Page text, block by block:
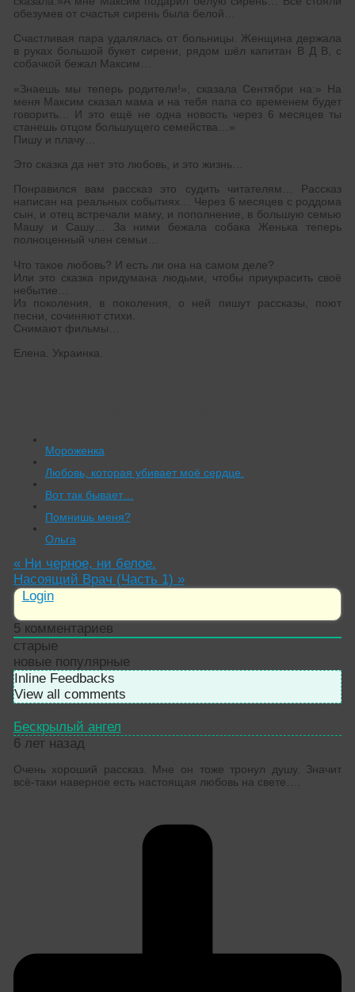
обезумев от счастья сирень была белой…
Счастливая пара удалялась от больницы. Женщина держала
в руках большой букет сирени, рядом шёл капитан В Д В, с
собачкой бежал Максим…
«Знаешь мы теперь родители!», сказала Сентябри на:» На
меня Максим сказал мама и на тебя папа со временем будет
говорить… И это ещё не одна новость через 6 месяцев ты
станешь отцом большущего семейства…»
Пишу и плачу…
Это сказка да нет это любовь, и это жизнь…
Понравился вам рассказ это судить читателям… Рассказ
написан на реальных событиях… Через 6 месяцев с роддома
сын, и отец встречали маму, и пополнение, в большую семью
Машу и Сашу… За ними бежала собака Женька теперь
полноценный член семьи…
Что такое любовь? И есть ли она на самом деле?
Или это сказка придумана людьми, чтобы приукрасить своё
небытие…
Из поколения, в поколения, о ней пишут рассказы, поют
песни, сочиняют стихи.
Снимают фильмы…
Елена. Украинка.
Мороженка
Любовь, которая убивает моё сердце.
Вот так бывает…
Помнишь меня?
Ольга
«Ни черное, ни белое.
Насоящий Врач (Часть 1) »
Login
5комментариев
старые
новые популярные
Inline Feedbacks
View all comments
Бескрылый ангел
6 лет назад
Очень хороший рассказ. Мне он тоже тронул душу. Значит
всё-таки наверное есть настоящая любовь на свете….